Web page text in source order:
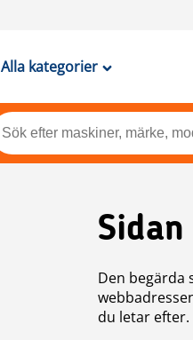
Alla kategorier
Den begärda
du letar efter.